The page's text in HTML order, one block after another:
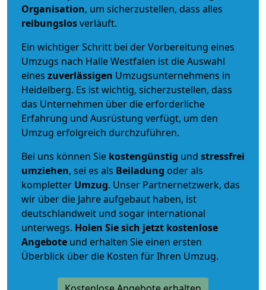
Organisation, um sicherzustellen, dass alles
reibungslosverläuft.
Ein wichtiger Schritt bei der Vorbereitung eines
Umzugs nach Halle Westfalen ist die Auswahl
eines zuverlässigen Umzugsunternehmens in
Heidelberg. Es ist wichtig, sicherzustellen, dass
das Unternehmen über die erforderliche
Erfahrung und Ausrüstung verfügt, um den
Umzug erfolgreich durchzuführen.
Bei uns können Sie kostengünstig und stressfrei
umziehen, sei es als Beiladung oder als
kompletter Umzug. Unser Partnernetzwerk, das
wir über die Jahre aufgebaut haben, ist
deutschlandweit und sogar international
unterwegs. Holen Sie sich jetzt kostenlose
Angebote und erhalten Sie einen ersten
Überblick über die Kosten für Ihren Umzug.